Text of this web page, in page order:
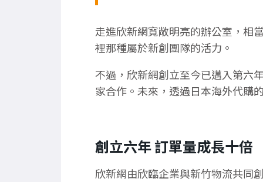
走進欣新網寬敞明亮的辦公室，相
裡那種屬於新創團隊的活力。
不過，欣新網創立至今已邁入第六
家合作。未來，透過日本海外代購
創立六年 訂單量成長十倍
欣新網由欣臨企業與新竹物流共同